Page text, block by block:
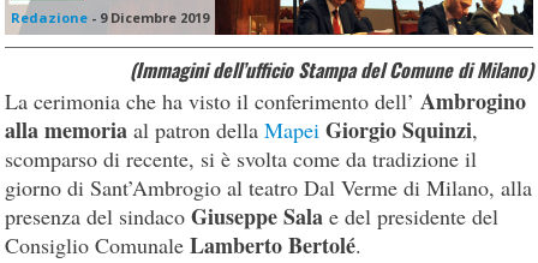
Redazione - 9 Dicembre 2019
(Immagini dell’ufficio Stampa del Comune di Milano)
La cerimonia che ha visto il conferimento dell’Ambrogino
alla memoria al patron della MapeiGiorgio Squinzi,
scomparso di recente, si è svolta come da tradizione il
giorno di Sant’Ambrogio al teatro Dal Verme di Milano, alla
presenza del sindacoGiuseppe Sala e del presidente del
Consiglio ComunaleLamberto Bertolé.